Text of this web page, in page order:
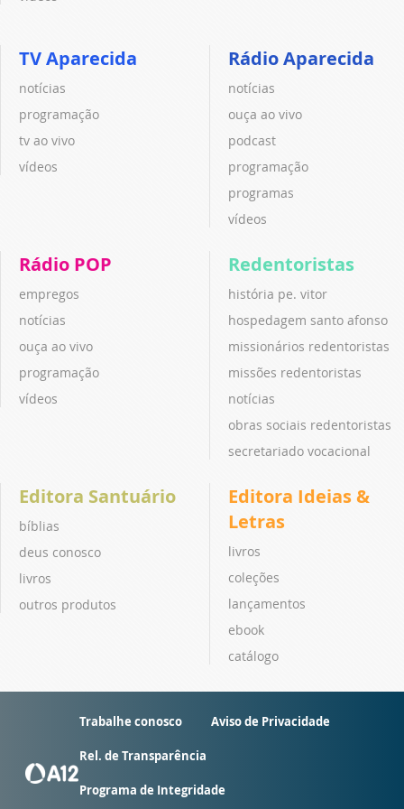
TV Aparecida
notícias
programação
tv ao vivo
vídeos
Rádio Aparecida
notícias
ouça ao vivo
podcast
programação
programas
vídeos
Rádio POP
empregos
notícias
ouça ao vivo
programação
vídeos
Redentoristas
história pe. vitor
hospedagem santo afonso
missionários redentoristas
missões redentoristas
notícias
obras sociais redentoristas
secretariado vocacional
Editora Santuário
bíblias
deus conosco
livros
outros produtos
Editora Ideias &
Letras
livros
coleções
lançamentos
ebook
catálogo
Trabalhe conosco Aviso de Privacidade
Rel. de Transparência
Programa de Integridade